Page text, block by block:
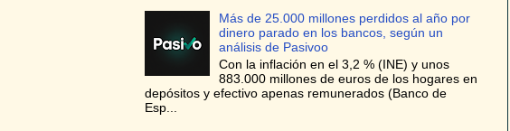
Más de 25.000 millones perdidos al año por
dinero parado en los bancos, según un
análisis de Pasivoo
Con la inflación en el 3,2 % (INE) y unos
883.000 millones de euros de los hogares en
depósitos y efectivo apenas remunerados (Banco de
Esp...